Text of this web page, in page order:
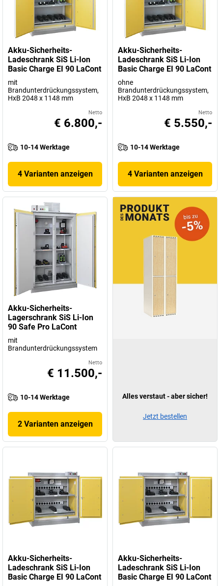
praxiserprobte Produkte für die
umweltgerechte Lagertechnik
Dabei bietetLacont
natürlich ausschließlich Lösungen, die alle
relevantenGesetze und Vorschriften erfüllen. Selbstverständlich
umfassende und aktuelle
Zulassungsdokumente.
Suchen Sie nach sicherer und umweltfreundlicher Lagertechnik
gesetzeskonforme und langlebige Qualitäts-Produkte vonLacont
Natürlich
Made in Germany.
Akku-Sicherheits-
Ladeschrank SiS Li-Ion
Basic Charge EI 90 LaCont
mit
Brandunterdrückungssystem,
HxB 2048 x 1148 mm
Netto
€ 6.800,-
10-14 Werktage
4 Varianten anzeigen
Akku-Sicherheits-
Ladeschrank SiS Li-Ion
Basic Charge EI 90 LaCont
ohne
Brandunterdrückungssystem,
HxB 2048 x 1148 mm
Netto
€ 5.550,-
10-14 Werktage
4 Varianten anzeigen
Akku-Sicherheits-
Lagerschrank SiS Li-Ion
90 Safe Pro LaCont
mit
Brandunterdrückungssystem
Netto
€ 11.500,-
10-14 Werktage
2 Varianten anzeigen
Akku-Sicherheits-
Ladeschrank SiS Li-Ion
Basic Charge EI 90 LaCont
Akku-Sicherheits-
Ladeschrank SiS Li-Ion
Basic Charge EI 90 LaCont
Alles verstaut - aber sicher!
Jetzt bestellen